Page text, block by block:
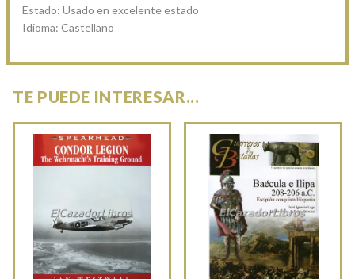
Estado: Usado en excelente estado
Idioma: Castellano
TE PUEDE INTERESAR...